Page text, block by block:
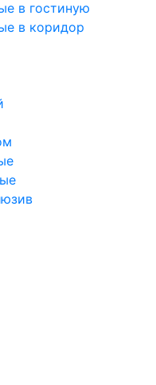
в гостиную
в коридор